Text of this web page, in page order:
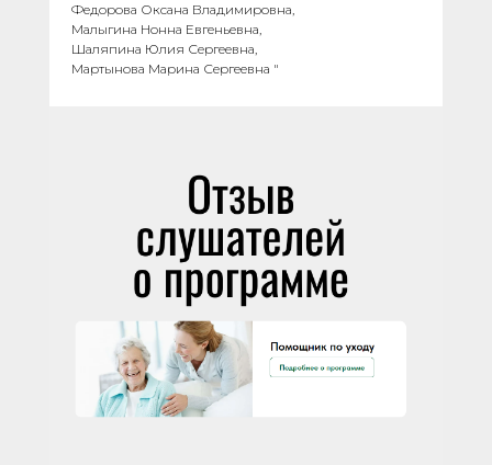
Федорова Оксана Владимировна,
Малыгина Нонна Евгеньевна,
Шаляпина Юлия Сергеевна,
Мартынова Марина Сергеевна "